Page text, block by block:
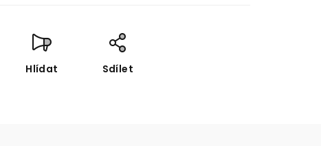
Hlídat Sdílet